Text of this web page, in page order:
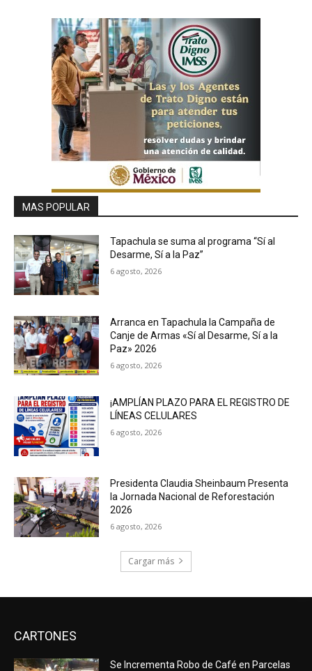
MAS POPULAR
Tapachula se suma al programa “Sí al
Desarme, Sí a la Paz”
6 agosto, 2026
Arranca en Tapachula la Campaña de
Canje de Armas «Sí al Desarme, Sí a la
Paz» 2026
6 agosto, 2026
¡AMPLÍAN PLAZO PARA EL REGISTRO DE
LÍNEAS CELULARES
6 agosto, 2026
Presidenta Claudia Sheinbaum Presenta
la Jornada Nacional de Reforestación
2026
6 agosto, 2026
Cargar más
CARTONES
Se Incrementa Robo de Café en Parcelas